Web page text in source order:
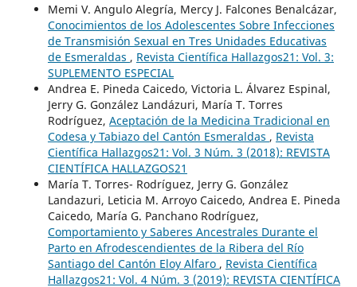
Memi V. Angulo Alegría, Mercy J. Falcones Benalcázar,
Conocimientos de los Adolescentes Sobre Infecciones
de Transmisión Sexual en Tres Unidades Educativas
de Esmeraldas , Revista Científica Hallazgos21: Vol. 3:
SUPLEMENTO ESPECIAL
Andrea E. Pineda Caicedo, Victoria L. Álvarez Espinal,
Jerry G. González Landázuri, María T. Torres
Rodríguez, Aceptación de la Medicina Tradicional en
Codesa y Tabiazo del Cantón Esmeraldas , Revista
Científica Hallazgos21: Vol. 3 Núm. 3 (2018): REVISTA
CIENTÍFICA HALLAZGOS21
María T. Torres- Rodríguez, Jerry G. González
Landazuri, Leticia M. Arroyo Caicedo, Andrea E. Pineda
Caicedo, María G. Panchano Rodríguez,
Comportamiento y Saberes Ancestrales Durante el
Parto en Afrodescendientes de la Ribera del Río
Santiago del Cantón Eloy Alfaro , Revista Científica
Hallazgos21: Vol. 4 Núm. 3 (2019): REVISTA CIENTÍFICA